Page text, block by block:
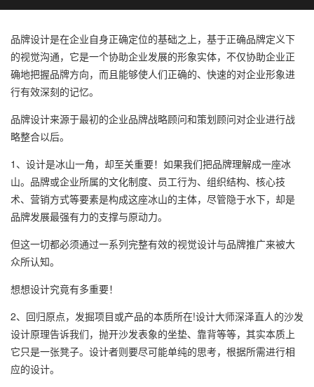
品牌设计是在企业自身正确定位的基础之上，基于正确品牌定义下
的视觉沟通，它是一个协助企业发展的形象实体，不仅协助企业正
确地把握品牌方向，而且能够使人们正确的、快速的对企业形象进
行有效深刻的记忆。
品牌设计来源于最初的企业品牌战略顾问和策划顾问对企业进行战
略整合以后。
1、设计是冰山一角，却至关重要！如果我们把品牌理解成一座冰
山。品牌或企业所属的文化制度、员工行为、组织结构、核心技
术、营销方式等要素是构成这座冰山的主体，尽管隐于水下，却是
品牌发展最强有力的支撑与原动力。
但这一切都必须通过一系列完整有效的视觉设计与品牌推广来被大
众所认知。
想想设计究竟有多重要！
2、回归原点，发掘项目或产品的本质所在!设计大师深泽直人的沙发
设计原理告诉我们，抛开沙发表象的坐垫、靠背等等，其实本质上
它只是一张凳子。设计者则要尽可能单纯的思考，根据所需进行相
应的设计。